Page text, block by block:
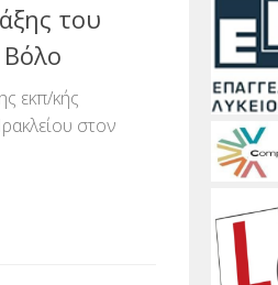
του
εκπ/κής
στον